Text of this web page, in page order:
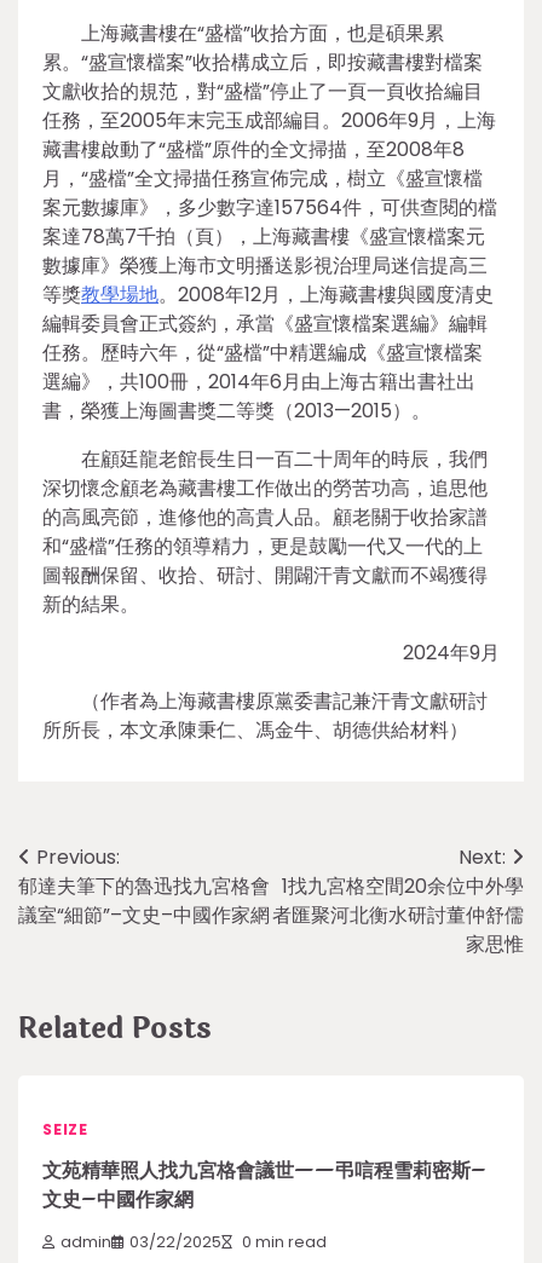
上海藏書樓在“盛檔”收拾方面，也是碩果累
累。“盛宣懷檔案”收拾構成立后，即按藏書樓對檔案
文獻收拾的規范，對“盛檔”停止了一頁一頁收拾編目
任務，至2005年末完玉成部編目。2006年9月，上海
藏書樓啟動了“盛檔”原件的全文掃描，至2008年8
月，“盛檔”全文掃描任務宣佈完成，樹立《盛宣懷檔
案元數據庫》，多少數字達157564件，可供查閱的檔
案達78萬7千拍（頁），上海藏書樓《盛宣懷檔案元
數據庫》榮獲上海市文明播送影視治理局迷信提高三
等獎教學場地。2008年12月，上海藏書樓與國度清史
編輯委員會正式簽約，承當《盛宣懷檔案選編》編輯
任務。歷時六年，從“盛檔”中精選編成《盛宣懷檔案
選編》，共100冊，2014年6月由上海古籍出書社出
書，榮獲上海圖書獎二等獎（2013—2015）。
在顧廷龍老館長生日一百二十周年的時辰，我們
深切懷念顧老為藏書樓工作做出的勞苦功高，追思他
的高風亮節，進修他的高貴人品。顧老關于收拾家譜
和“盛檔”任務的領導精力，更是鼓勵一代又一代的上
圖報酬保留、收拾、研討、開闢汗青文獻而不竭獲得
新的結果。
2024年9月
（作者為上海藏書樓原黨委書記兼汗青文獻研討
所所長，本文承陳秉仁、馮金牛、胡德供給材料）
Post
navigation
Previous:
郁達夫筆下的魯迅找九宮格會
議室“細節”–文史–中國作家網
Next:
1找九宮格空間20余位中外學
者匯聚河北衡水研討董仲舒儒
家思惟
Related Posts
SEIZE
文苑精華照人找九宮格會議世——弔唁程雪莉密斯–
文史–中國作家網
admin 03/22/2025 0 min read